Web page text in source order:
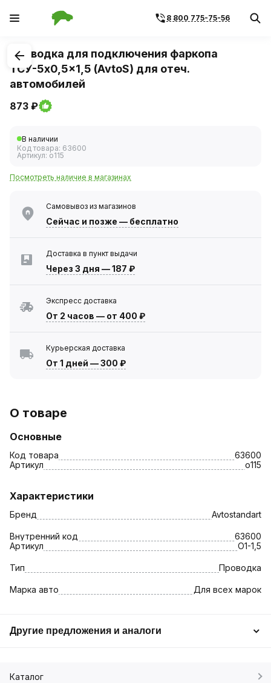
8 800 775-75-56
1/2
Проводка для подключения фаркопа
ТСУ-5x0,5x1,5 (AvtoS) для отеч.
автомобилей
873 ₽
В наличии
Код товара: 63600
Артикул: o115
Посмотреть наличие в магазинах
Самовывоз из магазинов
Сейчас и позже — бесплатно
Доставка в пункт выдачи
Через 3 дня —187 ₽
Экспресс доставка
От 2 часов — от 400 ₽
Курьерская доставка
От 1 дней —300 ₽
О товаре
Основные
Код товара
63600
Артикул
o115
Характеристики
Бренд Avtostandart
Внутренний код
63600
Артикул
O1-1,5
Тип Проводка
Марка авто Для всех марок
Другие предложения и аналоги
Каталог